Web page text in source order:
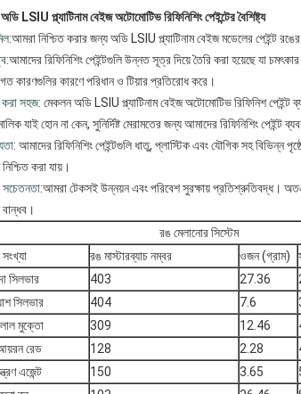
LSIU প্ল্যাটিনাম বেইজ অটোমোটিভ রিফিনিশিং পেইন্টের বৈশিষ্ট্য
আমরা নিশ্চিত করার জন্য অডি LSIU প্ল্যাটিনাম বেইজ মডেলের পেইন্ট
আমাদের রিফিনিশিং পেইন্টগুলি উন্নত সূত্র দিয়ে তৈরি করা হয়েছে যা
কারণগুলির কারণে পরিধান ও টিয়ার প্রতিরোধ করে।
করা সহজ: মেকলন অডি LSIU প্ল্যাটিনাম বেইজ অটোমোটিভ রিফিনিশ পেইন্ট
যাই হোন না কেন, সুনির্দিষ্ট মেরামতের জন্য আমাদের রিফিনিশিং পেইন্ট
আমাদের রিফিনিশিং পেইন্টগুলি ধাতু, প্লাস্টিক এবং যৌগিক সহ বিভিন্ন
করা যায়।
সচেতনতা:আমরা টেকসই উন্নয়ন এবং পরিবেশ সুরক্ষায় প্রতিশ্রুতিবদ্ধ।
বান্ধব।
রঙ মেলানোর সিস্টেম
রঙ মাস্টারব্যাচ নম্বর ওজন (গ্রাম)
সিলভার
403 27.36
সিলভার
404 7.6
মুক্তো
309 12.46
রেড
128 2.28
এজেন্ট
150 3.65